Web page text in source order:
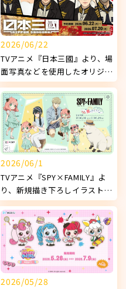
2026/06/22
TVアニメ『日本三國』より、場
面写真などを使用したオリジナ
ルグッズが発売決定！
2026/06/1
TVアニメ『SPY×FAMILY』よ
り、新規描き下ろしイラストを
使用したオリジナルグッズが発
売決定！
2026/05/28